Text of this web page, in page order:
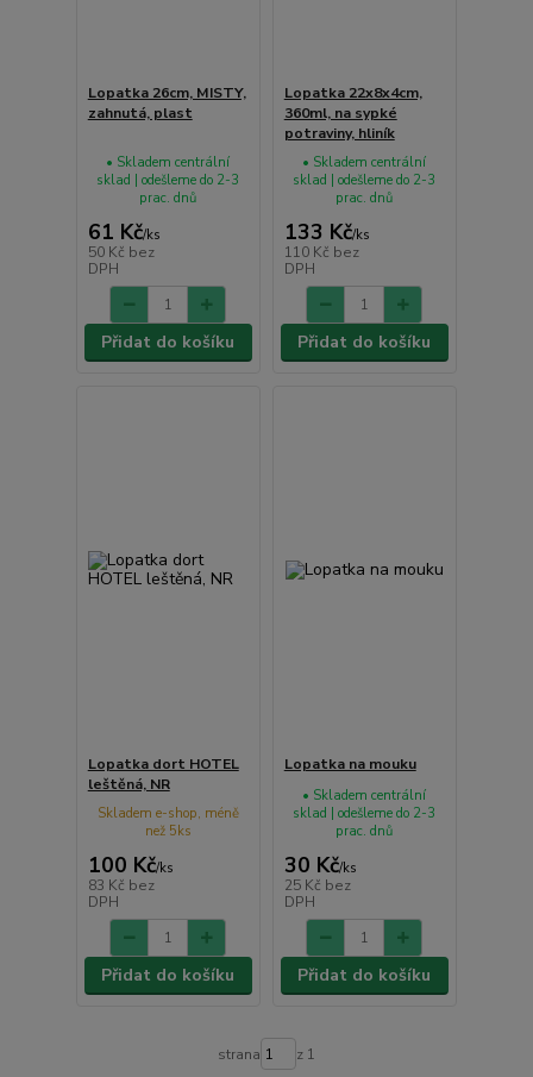
Lopatka 26cm, MISTY,
zahnutá, plast
61 Kč/ks
50 Kč bez
DPH
• Skladem centrální
sklad | odešleme do 2-3
prac. dnů
Přidat do košíku
Lopatka 22x8x4cm,
360ml, na sypké
potraviny, hliník
133 Kč/ks
110 Kč bez
DPH
• Skladem centrální
sklad | odešleme do 2-3
prac. dnů
Přidat do košíku
Lopatka dort HOTEL
leštěná, NR
100 Kč/ks
83 Kč bez
DPH
Skladem e-shop, méně
než 5ks
Přidat do košíku
Lopatka na mouku
30 Kč/ks
25 Kč bez
DPH
• Skladem centrální
sklad | odešleme do 2-3
prac. dnů
Přidat do košíku
strana z 1